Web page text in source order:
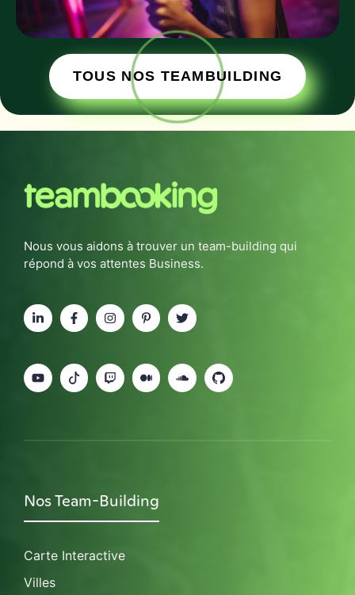
TOUS NOS TEAMBUILDING
Nous vous aidons à trouver un team-building qui
répond à vos attentes Business.
Nos Team-Building
Carte Interactive
Villes